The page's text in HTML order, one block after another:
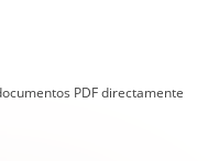
PDF directamente